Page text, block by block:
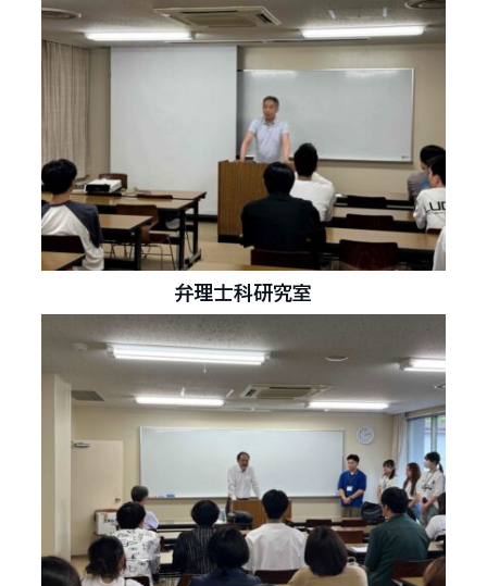
弁理士科研究室